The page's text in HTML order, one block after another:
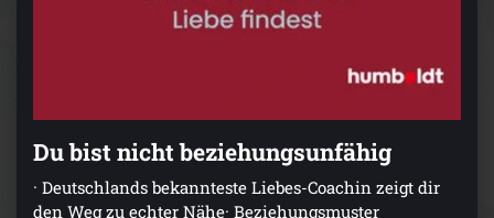
Du bist nicht beziehungsunfähig
· Deutschlands bekannteste Liebes-Coachin zeigt dir
den Weg zu echter Nähe· Beziehungsmuster